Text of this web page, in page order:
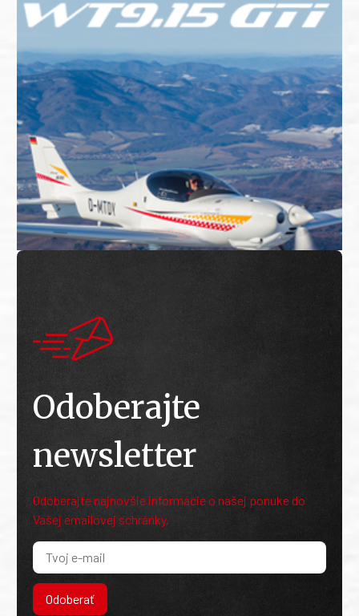
Odoberajte
newsletter
Odoberajte najnovšie informácie o našej ponuke do
Vašej emailovej schránky.
Odoberať